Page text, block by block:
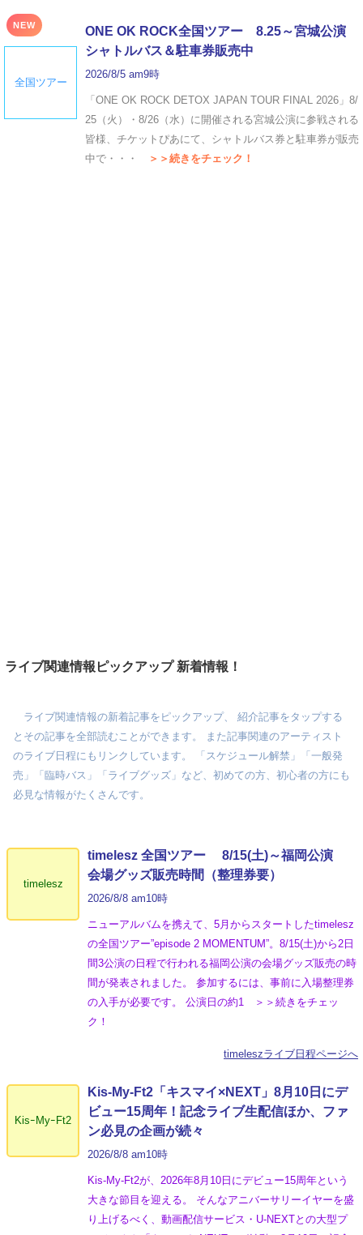
NEW
全国ツアー
ONE OK ROCK全国ツアー 8.25～宮城公演
シャトルバス＆駐車券販売中
2026/8/5 am9時
「ONE OK ROCK DETOX JAPAN TOUR FINAL 2026」8/
25（火）・8/26（水）に開催される宮城公演に参戦される
皆様、チケットぴあにて、シャトルバス券と駐車券が販売
中で・・・
＞＞続きをチェック！
ライブ関連情報ピックアップ 新着情報！
ライブ関連情報の新着記事をピックアップ、 紹介記事をタップする
とその記事を全部読むことができます。 また記事関連のアーティスト
のライブ日程にもリンクしています。 「スケジュール解禁」「一般発
売」「臨時バス」「ライブグッズ」など、初めての方、初心者の方にも
必見な情報がたくさんです。
timelesz
timelesz 全国ツアー 8/15(土)～福岡公演
会場グッズ販売時間（整理券要）
2026/8/8 am10時
ニューアルバムを携えて、5月からスタートしたtimelesz
の全国ツアー”episode 2 MOMENTUM”。8/15(土)から2日
間3公演の日程で行われる福岡公演の会場グッズ販売の時
間が発表されました。 参加するには、事前に入場整理券
の入手が必要です。 公演日の約1 ＞＞続きをチェッ
ク！
timeleszライブ日程ページへ
KisｰMyｰFt2
Kis-My-Ft2「キスマイ×NEXT」8月10日にデ
ビュー15周年！記念ライブ生配信ほか、ファ
ン必見の企画が続々
2026/8/8 am10時
Kis-My-Ft2が、2026年8月10日にデビュー15周年という
大きな節目を迎える。 そんなアニバーサリーイヤーを盛
り上げるべく、動画配信サービス・U-NEXTとの大型プ